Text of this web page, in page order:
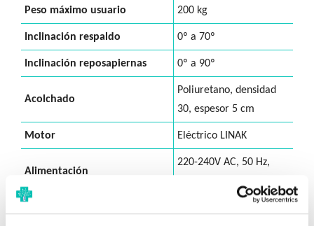
Peso máximo usuario 200 kg
Inclinación respaldo 0º a 70º
Inclinación reposapiernas 0º a 90º
Acolchado
Poliuretano, densidad
30, espesor 5 cm
Motor Eléctrico LINAK
Alimentación
220-240V AC, 50 Hz,